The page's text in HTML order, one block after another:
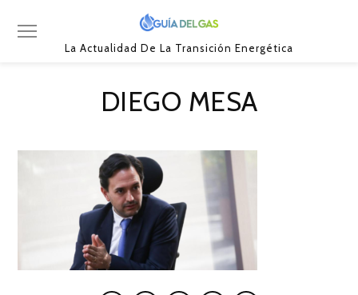
La Actualidad De La Transición Energética
DIEGO MESA